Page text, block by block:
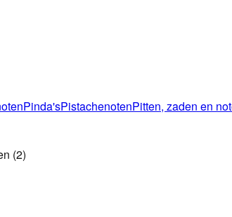
Pinda'sPistachenotenPitten, zaden en
(2)